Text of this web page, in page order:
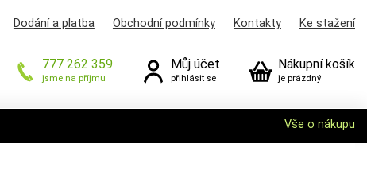
Dodání a platba Obchodní podmínky Kontakty Ke stažení
777 262 359
jsme na příjmu
Můj účet
přihlásit se
Nákupní košík
je prázdný
Vše o nákupu